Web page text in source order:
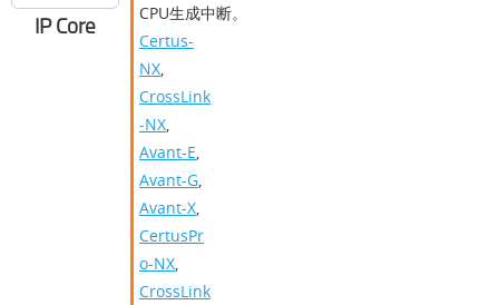
IP Core
CPU生成中断。
Certus-
NX,
CrossLink
-NX,
Avant-E,
Avant-G,
Avant-X,
CertusPr
o-NX,
CrossLink